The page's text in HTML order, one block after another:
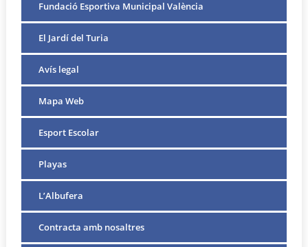
Fundació Esportiva Municipal València
El Jardí del Turia
Avís legal
Mapa Web
Esport Escolar
Playas
L’Albufera
Contracta amb nosaltres